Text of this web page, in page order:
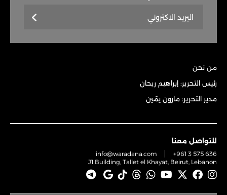
من نحن
رئيس التحرير: إبراهيم ريحان
مدير التحرير: مارون يمّين
للتواصل معنا
info@waradana.com
+961 3 575 636
J1 Building, Tallet el Khayat, Beirut, Lebanon